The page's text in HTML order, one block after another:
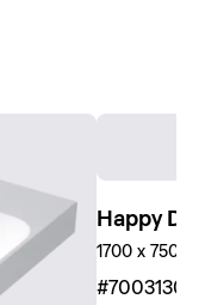
Happy
1700 x 750